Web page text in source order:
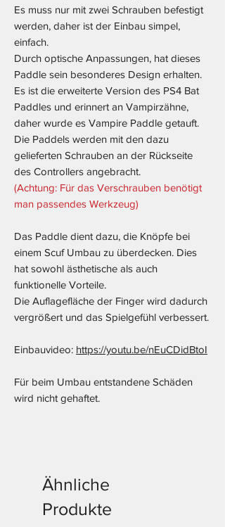
Es muss nur mit zwei Schrauben befestigt
werden, daher ist der Einbau simpel,
einfach.
Durch optische Anpassungen, hat dieses
Paddle sein besonderes Design erhalten.
Es ist die erweiterte Version des PS4 Bat
Paddles und erinnert an Vampirzähne,
daher wurde es Vampire Paddle getauft.
Die Paddels werden mit den dazu
gelieferten Schrauben an der Rückseite
des Controllers angebracht.
(Achtung: Für das Verschrauben benötigt
man passendes Werkzeug)
Das Paddle dient dazu, die Knöpfe bei
einem Scuf Umbau zu überdecken. Dies
hat sowohl ästhetische als auch
funktionelle Vorteile.
Die Auflagefläche der Finger wird dadurch
vergrößert und das Spielgefühl verbessert.
Einbauvideo: https://youtu.be/nEuCDidBtoI
Für beim Umbau entstandene Schäden
wird nicht gehaftet.
Ähnliche
Produkte